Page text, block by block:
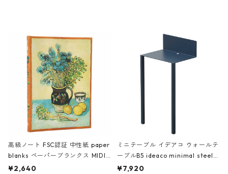
高級ノート FSC認証 中性紙 paper
blanks ペーパーブランクス MIDI
ハードカバー 罫線 ヴァン・ゴッホ
¥2,640
ミニテーブル イデアコ ウォールテ
ーブルB5 ideaco minimal steel f
urniture WALL Table B5 ネイビー
¥7,920